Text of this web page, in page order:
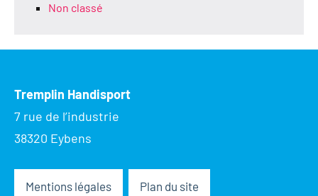
Non classé
Tremplin Handisport
7 rue de l’industrie
38320 Eybens
Mentions légales Plan du site